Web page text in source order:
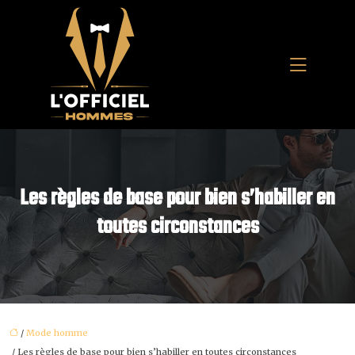
Les règles de base pour bien s’habiller en
toutes circonstances
/ Mode homme
/ Les règles de base pour bien s’habiller en toutes circonstances